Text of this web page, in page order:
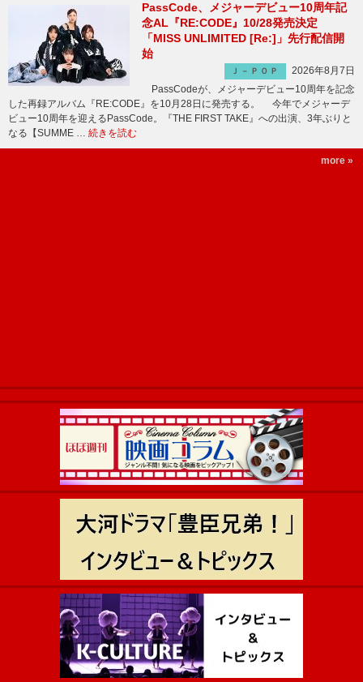
PassCode、メジャーデビュー10周年記
念AL『RE:CODE』10/28発売決定
「MISS UNLIMITED [Re:]」先行配信開
始
Ｊ－ＰＯＰ
2026年8月7日
PassCodeが、メジャーデビュー10周年を記念
した再録アルバム『RE:CODE』を10月28日に発売する。 今年でメジャーデ
ビュー10周年を迎えるPassCode。『THE FIRST TAKE』への出演、3年ぶりと
なる【SUMME … 続きを読む
more »